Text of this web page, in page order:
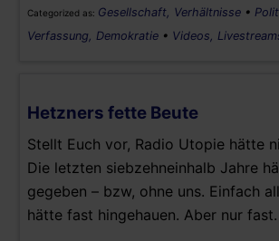
Categorized as: Gesellschaft, Verhältnisse •
Verfassung, Demokratie • Videos,
Hetzners fette Beute
Stellt Euch vor, Radio Utopie hätte
Die letzten siebzehneinhalb Jahre
gegeben – bzw, ohne uns. Einfach
hätte fast hingehauen. Aber nur fast.